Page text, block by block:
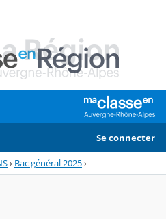
Se connecter
› Bac général 2025›